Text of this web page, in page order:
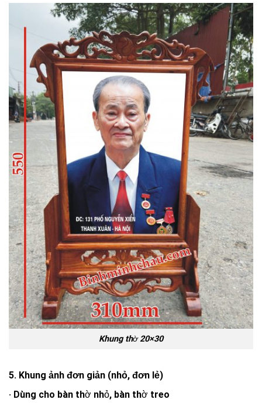
Khung thờ 20×30
5. Khung ảnh đơn giản (nhỏ, đơn lẻ)
· Dùng cho bàn thờ nhỏ, bàn thờ treo